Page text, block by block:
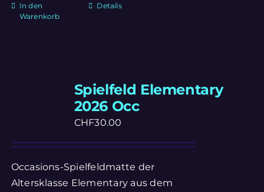
In den
Warenkorb
Details
Spielfeld Elementary
2026 Occ
CHF30.00
Occasions-Spielfeldmatte der
Altersklasse Elementary aus dem